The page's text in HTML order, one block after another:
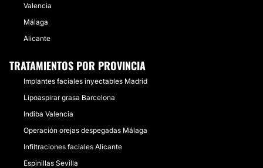
Valencia
Málaga
Alicante
TRATAMIENTOS POR PROVINCIA
Implantes faciales inyectables Madrid
Lipoaspirar grasa Barcelona
Indiba Valencia
Operación orejas despegadas Málaga
Infiltraciones faciales Alicante
Espinillas Sevilla